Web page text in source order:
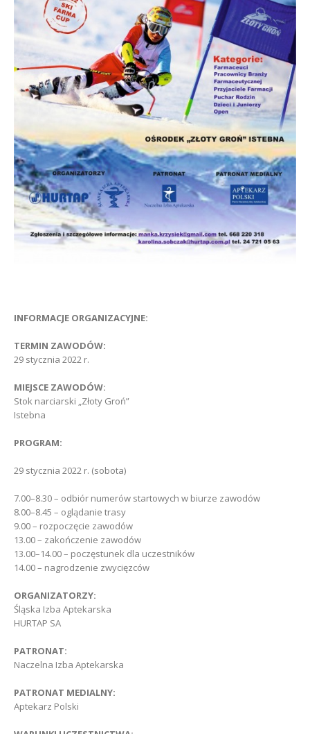
INFORMACJE ORGANIZACYJNE:
TERMIN ZAWODÓW:
29 stycznia 2022 r.
MIEJSCE ZAWODÓW:
Stok narciarski „Złoty Groń”
Istebna
PROGRAM:
29 stycznia 2022 r. (sobota)
7.00–8.30 – odbiór numerów startowych w biurze zawodów
8.00–8.45 – oglądanie trasy
9.00 – rozpoczęcie zawodów
13.00 – zakończenie zawodów
13.00–14.00 – poczęstunek dla uczestników
14.00 – nagrodzenie zwycięzców
ORGANIZATORZY:
Śląska Izba Aptekarska
HURTAP SA
PATRONAT:
Naczelna Izba Aptekarska
PATRONAT MEDIALNY:
Aptekarz Polski